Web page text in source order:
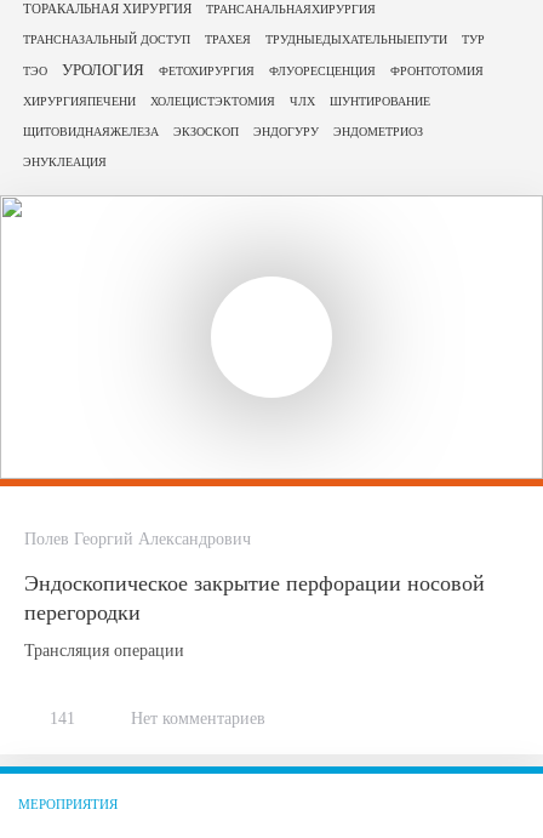
ТОРАКАЛЬНАЯ ХИРУРГИЯ ТРАНСАНАЛЬНАЯХИРУРГИЯ
ТРАНСНАЗАЛЬНЫЙ ДОСТУП ТРАХЕЯ ТРУДНЫЕДЫХАТЕЛЬНЫЕПУТИ ТУР
ТЭО УРОЛОГИЯ ФЕТОХИРУРГИЯ ФЛУОРЕСЦЕНЦИЯ ФРОНТОТОМИЯ
ХИРУРГИЯПЕЧЕНИ ХОЛЕЦИСТЭКТОМИЯ ЧЛХ ШУНТИРОВАНИЕ
ЩИТОВИДНАЯЖЕЛЕЗА ЭКЗОСКОП ЭНДОГУРУ ЭНДОМЕТРИОЗ
ЭНУКЛЕАЦИЯ
Полев Георгий Александрович
Эндоскопическое закрытие перфорации носовой
перегородки
Трансляция операции
141 Нет комментариев
МЕРОПРИЯТИЯ